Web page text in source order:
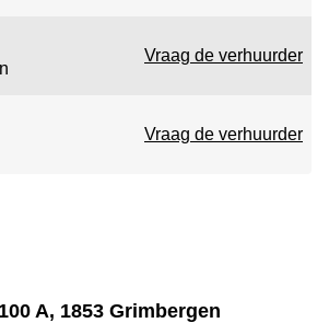
Vraag de verhuurder
Vraag de verhuurder
A, 1853 Grimbergen